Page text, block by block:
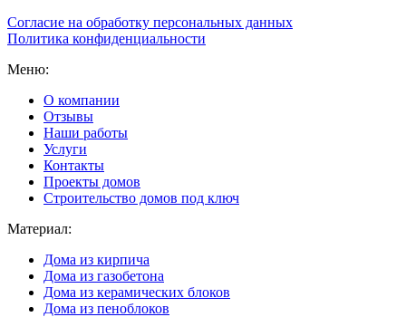
Согласие на обработку персональных данных
Политика конфиденциальности
Меню:
О компании
Отзывы
Наши работы
Услуги
Контакты
Проекты домов
Строительство домов под ключ
Материал:
Дома из кирпича
Дома из газобетона
Дома из керамических блоков
Дома из пеноблоков